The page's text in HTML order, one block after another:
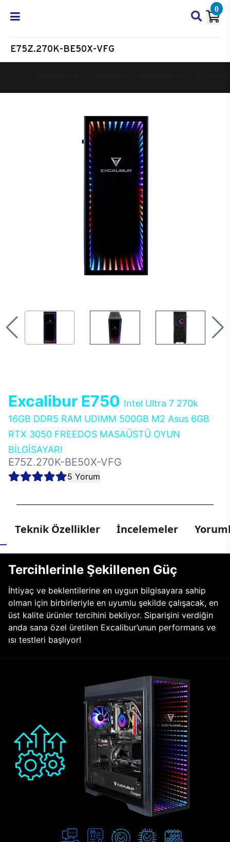
0
E75Z.270K-BE50X-VFG
Excalibur E750 Intel Ultra 7 270k
16GB DDR5 RAM UDIMM 500GB M2 Asus 6GB
RTX 3050 FREEDOS MASAÜSTÜ OYUN
BİLGİSAYARI
E75Z.270K-BE50X-VFG
5 Yorum
Teknik Özellikler İncelemeler
Tercihlerinle Şekillenen Güç
İhtiyaç ve beklentilerine en uygun bilgisayara sahip
olman için birbirleriyle en uyumlu şekilde çalışacak, en
üst kalite ürünler tercihini bekliyor. Siparişini verdiğin
anda sana özel üretilen Excalibur’unun performans ve
ısı testleri başlıyor!